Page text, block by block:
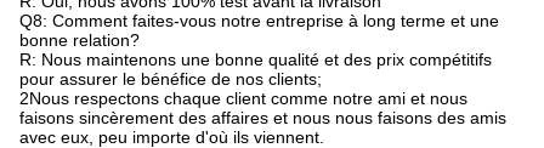
Q8: Comment faites-vous notre entreprise à long terme et une
bonne relation?
R: Nous maintenons une bonne qualité et des prix compétitifs
pour assurer le bénéfice de nos clients;
2Nous respectons chaque client comme notre ami et nous
faisons sincèrement des affaires et nous nous faisons des amis
avec eux, peu importe d'où ils viennent.